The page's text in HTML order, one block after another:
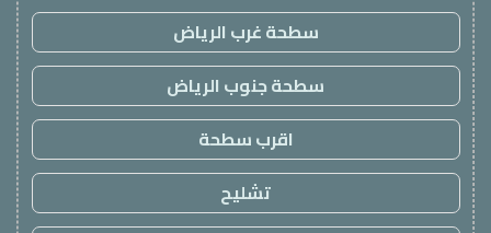
سطحة غرب الرياض
سطحة جنوب الرياض
اقرب سطحة
تشليح